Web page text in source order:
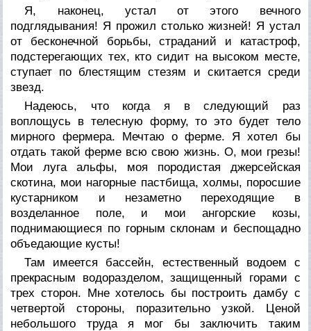
Я, наконец, устал от этого вечного
подглядывания! Я прожил столько жизней! Я устал
от бесконечной борьбы, страданий и катастроф,
подстерегающих тех, кто сидит на высоком месте,
ступает по блестящим стезям и скитается среди
звезд.
Надеюсь, что когда я в следующий раз
воплощусь в телесную форму, то это будет тело
мирного фермера. Мечтаю о ферме. Я хотел бы
отдать такой ферме всю свою жизнь. О, мои грезы!
Мои луга альфы, моя породистая джерсейская
скотина, мои нагорные пастбища, холмы, поросшие
кустарником и незаметно переходящие в
возделанное поле, и мои ангорские козы,
поднимающиеся по горным склонам и беспощадно
объедающие кусты!
Там имеется бассейн, естественный водоем с
прекрасным водоразделом, защищенный горами с
трех сторон. Мне хотелось бы построить дамбу с
четвертой стороны, поразительно узкой. Ценой
небольшого труда я мог бы заключить таким